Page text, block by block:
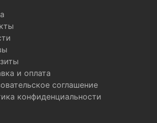
и оплата
соглашение
конфиденциальности